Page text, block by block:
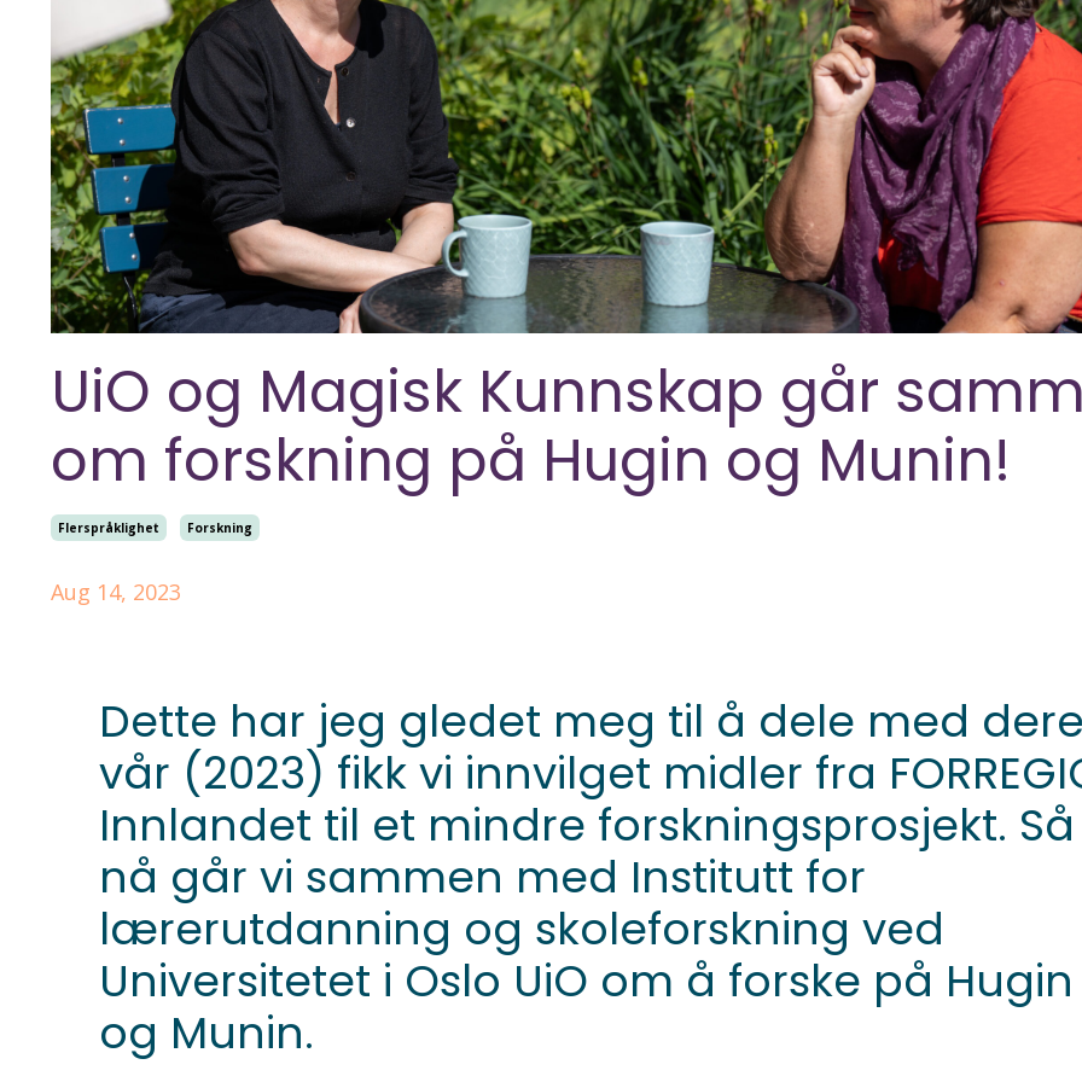
UiO og Magisk Kunnskap går
om forskning på Hugin og Munin!
Flerspråklighet Forskning
Aug 14, 2023
Dette har jeg gledet meg til å dele med
vår (2023) fikk vi innvilget midler fra
Innlandet til et mindre forskningsprosjekt. Så
nå går vi sammen med Institutt for
lærerutdanning og skoleforskning ved
Universitetet i Oslo UiO om å forske på Hugin
og Munin.